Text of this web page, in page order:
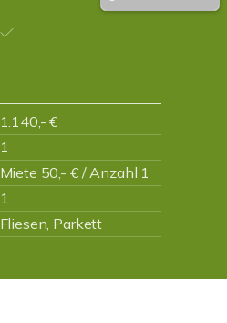
1.140,- €
1
Miete 50,- € / Anzahl 1
1
Fliesen, Parkett